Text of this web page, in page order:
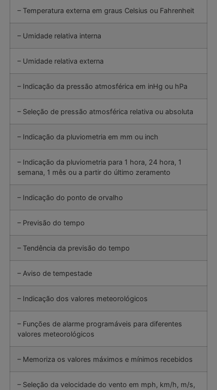
– Temperatura externa em graus Celsius ou Fahrenheit
– Umidade relativa interna
– Umidade relativa externa
– Indicação da pressão atmosférica em inHg ou hPa
– Seleção de pressão atmosférica relativa ou absoluta
– Indicação da pluviometria em mm ou inch
– Indicação da pluviometria para 1 hora, 24 hora, 1
semana, 1 mês ou a partir do último zeramento
– Indicação do ponto de orvalho
– Previsão do tempo
– Tendência da previsão do tempo
– Aviso de tempestade
– Indicação dos valores meteorológicos
– Funções de alarme programáveis para diferentes
valores meteorológicos
– Memoriza os valores máximos e mínimos recebidos
– Seleção da velocidade do vento em mph, km/h, m/s,